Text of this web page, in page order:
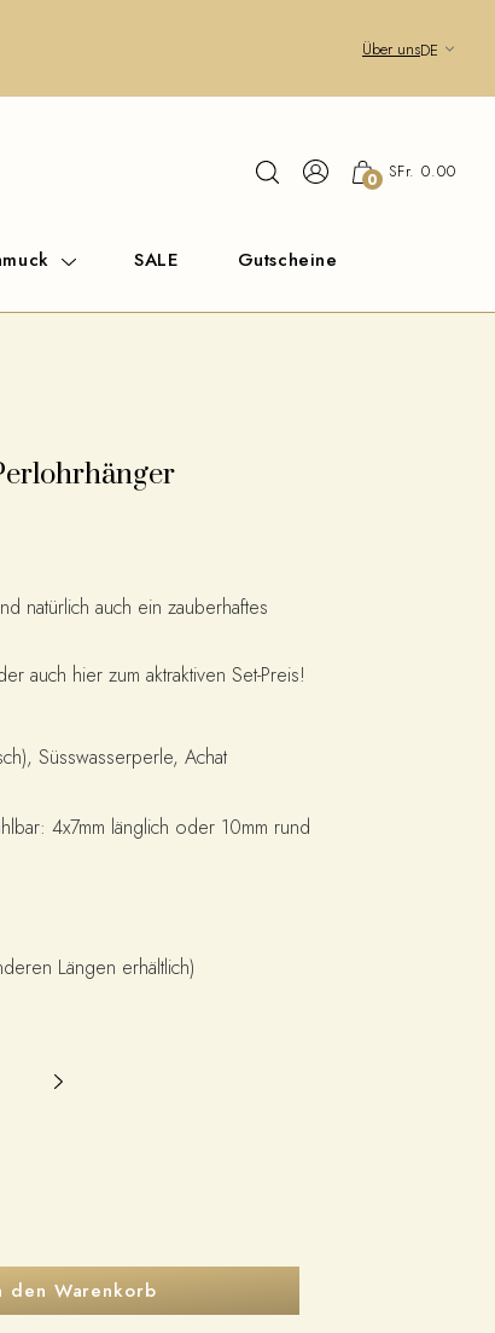
Über unsDE
0 SFr. 0.00
SALE Gutscheine
natürlich auch ein zauberhaftes
auch hier zum aktraktiven Set-Preis!
Süsswasserperle, Achat
4x7mm länglich oder 10mm rund
Längen erhältlich)
den Warenkorb